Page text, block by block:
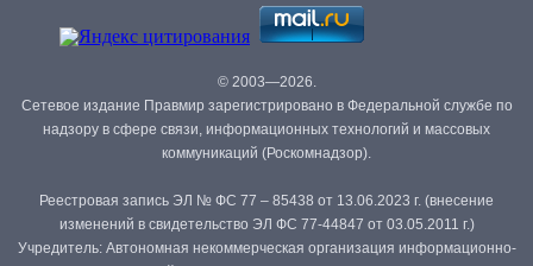
© 2003—2026.
Сетевое издание Правмир зарегистрировано в Федеральной службе по
надзору в сфере связи, информационных технологий и массовых
коммуникаций (Роскомнадзор).
Реестровая запись ЭЛ № ФС 77 – 85438 от 13.06.2023 г. (внесение
изменений в свидетельство ЭЛ ФС 77-44847 от 03.05.2011 г.)
Учредитель: Автономная некоммерческая организация информационно-